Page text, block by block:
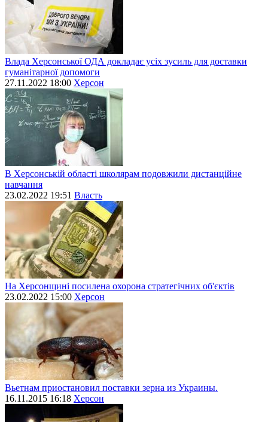
Влада Херсонської ОДА докладає усіх зусиль для доставки
гуманітарної допомоги
27.11.2022 18:00 Херсон
В Херсонській області школярам подовжили дистанційне
навчання
23.02.2022 19:51 Власть
На Херсонщині посилена охорона стратегічних об'єктів
23.02.2022 15:00 Херсон
Вьетнам приостановил поставки зерна из Украины.
16.11.2015 16:18 Херсон